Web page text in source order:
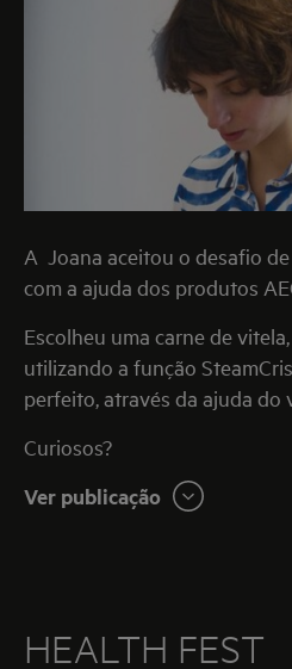
A Joana aceitou o desafio de cozinhar o bife perfeito,
com a ajuda dos produtos
Escolheu uma carne de
utilizando a função
perfeito, através da ajuda do
Curiosos?
Ver publicação
HEALTH FEST